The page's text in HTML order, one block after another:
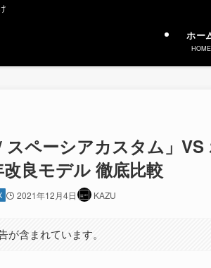
ホー
HOME
ペーシアカスタム」
良モデル 徹底比較
2021年12月4日 KAZU
含まれています。